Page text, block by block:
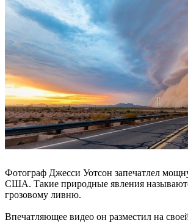
Фотограф Джесси Уотсон запечатлел
США. Такие природные явления
грозовому ливню.
Впечатляющее видео он разместил на